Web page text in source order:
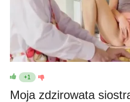
+1
Moja zdzirowata